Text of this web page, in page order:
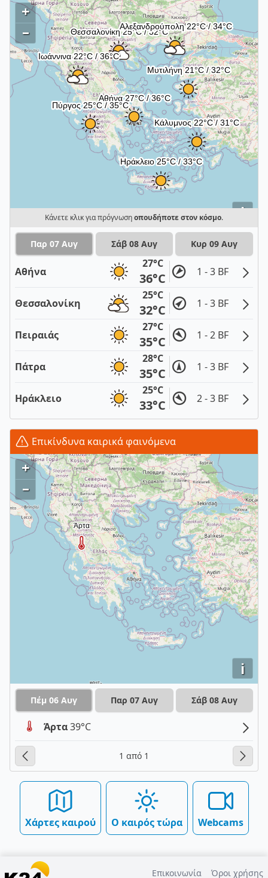
i
+
–
Κάνετε κλικ για πρόγνωσηοπουδήποτε στον κόσμο.
Παρ 07 Αυγ Σάβ 08 Αυγ Κυρ 09 Αυγ
Αθήνα
27°C
36°C 1 - 3 BF
Θεσσαλονίκη
25°C
32°C 1 - 3 BF
Πειραιάς
27°C
35°C 1 - 2 BF
Πάτρα
28°C
35°C 1 - 3 BF
Ηράκλειο
25°C
33°C 2 - 3 BF
Επικίνδυνα καιρικά φαινόμενα
i
+
–
Πέμ 06 Αυγ Παρ 07 Αυγ Σάβ 08 Αυγ
Άρτα39°C
1 από 1
Χάρτες καιρού Ο καιρός τώρα Webcams
Επικοινωνία Όροι χρήσης